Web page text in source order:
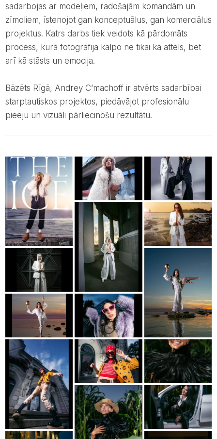
sadarbojas ar modeļiem, radošajām komandām un
zīmoliem, īstenojot gan konceptuālus, gan komerciālus
projektus. Katrs darbs tiek veidots kā pārdomāts
process, kurā fotogrāfija kalpo ne tikai kā attēls, bet
arī kā stāsts un emocija.
Bāzēts Rīgā, Andrey C’machoff ir atvērts sadarbībai
starptautiskos projektos, piedāvājot profesionālu
pieeju un vizuāli pārliecinošu rezultātu.